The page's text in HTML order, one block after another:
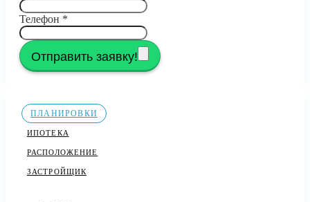
Телефон *
Отправить заявку!
ПЛАНИРОВКИ
ИПОТЕКА
РАСПОЛОЖЕНИЕ
ЗАСТРОЙЩИК